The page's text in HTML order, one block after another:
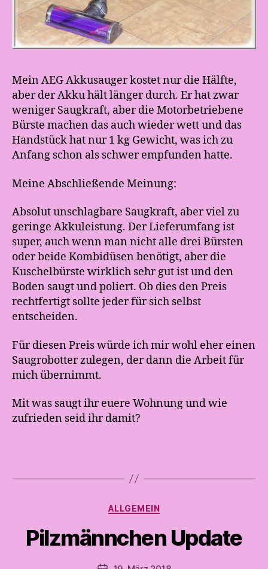
Mein AEG Akkusauger kostet nur die Hälfte,
aber der Akku hält länger durch. Er hat zwar
weniger Saugkraft, aber die Motorbetriebene
Bürste machen das auch wieder wett und das
Handstück hat nur 1 kg Gewicht, was ich zu
Anfang schon als schwer empfunden hatte.
Meine Abschließende Meinung:
Absolut unschlagbare Saugkraft, aber viel zu
geringe Akkuleistung. Der Lieferumfang ist
super, auch wenn man nicht alle drei Bürsten
oder beide Kombidüsen benötigt, aber die
Kuschelbürste wirklich sehr gut ist und den
Boden saugt und poliert. Ob dies den Preis
rechtfertigt sollte jeder für sich selbst
entscheiden.
Für diesen Preis würde ich mir wohl eher einen
Saugrobotter zulegen, der dann die Arbeit für
mich übernimmt.
Mit was saugt ihr euere Wohnung und wie
zufrieden seid ihr damit?
Kategorien
ALLGEMEIN
Pilzmännchen Update
Beitragsautor
d
e
a
e